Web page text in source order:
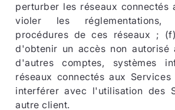
perturber les réseaux connectés
violer les réglementations,
procédures de ces réseaux ;
d'obtenir un accès non autorisé
d'autres comptes, systèmes
réseaux connectés aux
interférer avec l'utilisation des
autre client.